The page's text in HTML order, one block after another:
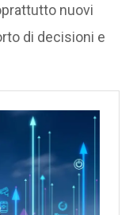
nuovi
di decisioni e